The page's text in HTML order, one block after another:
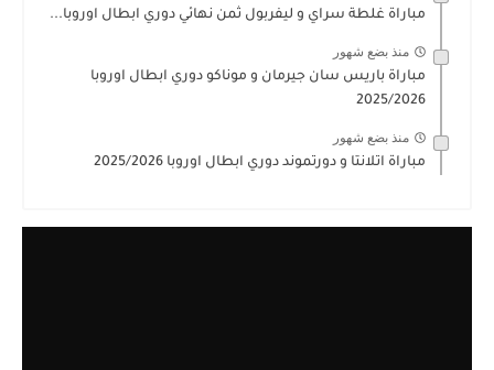
مباراة غلطة سراي و ليفربول ثمن نهائي دوري ابطال اوروبا...
منذ بضع شهور
مباراة باريس سان جيرمان و موناكو دوري ابطال اوروبا
2025/2026
منذ بضع شهور
مباراة اتلانتا و دورتموند دوري ابطال اوروبا 2025/2026